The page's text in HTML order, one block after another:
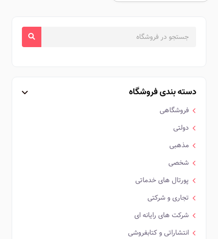
دسته بندی فروشگاه
فروشگاهی
دولتی
مذهبی
شخصی
پورتال های خدماتی
تجاری و شرکتی
شرکت های رایانه ای
انتشاراتی و کتابفروشی